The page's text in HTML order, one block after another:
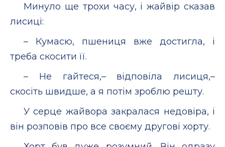
Минуло ще трохи часу, і жайвір сказав
лисиці:
– Кумасю, пшениця вже достигла, і
треба скосити її.
– Не гайтеся,– відповіла лисиця,–
скосіть швидше, а я потім зроблю решту.
У серце жайвора закралася недовіра, і
він розповів про все своєму другові хорту.